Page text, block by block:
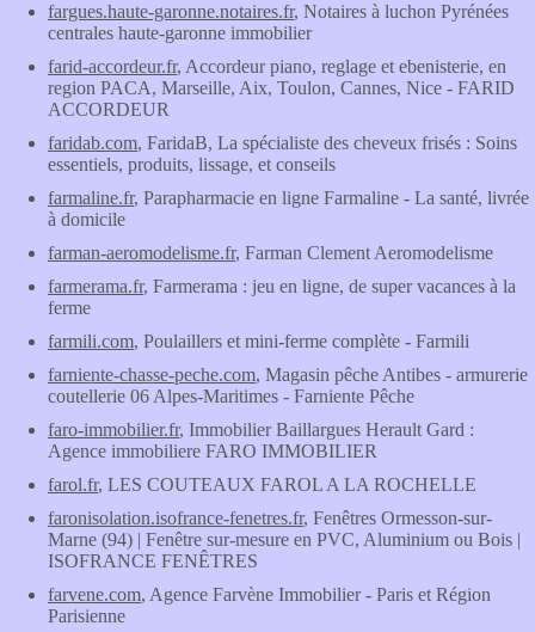
fargues.haute-garonne.notaires.fr, Notaires à luchon Pyrénées
centrales haute-garonne immobilier
farid-accordeur.fr, Accordeur piano, reglage et ebenisterie, en
region PACA, Marseille, Aix, Toulon, Cannes, Nice - FARID
ACCORDEUR
faridab.com, FaridaB, La spécialiste des cheveux frisés : Soins
essentiels, produits, lissage, et conseils
farmaline.fr, Parapharmacie en ligne Farmaline - La santé, livrée
à domicile
farman-aeromodelisme.fr, Farman Clement Aeromodelisme
farmerama.fr, Farmerama : jeu en ligne, de super vacances à la
ferme
farmili.com, Poulaillers et mini-ferme complète - Farmili
farniente-chasse-peche.com, Magasin pêche Antibes - armurerie
coutellerie 06 Alpes-Maritimes - Farniente Pêche
faro-immobilier.fr, Immobilier Baillargues Herault Gard :
Agence immobiliere FARO IMMOBILIER
farol.fr, LES COUTEAUX FAROL A LA ROCHELLE
faronisolation.isofrance-fenetres.fr, Fenêtres Ormesson-sur-
Marne (94) | Fenêtre sur-mesure en PVC, Aluminium ou Bois |
ISOFRANCE FENÊTRES
farvene.com, Agence Farvène Immobilier - Paris et Région
Parisienne